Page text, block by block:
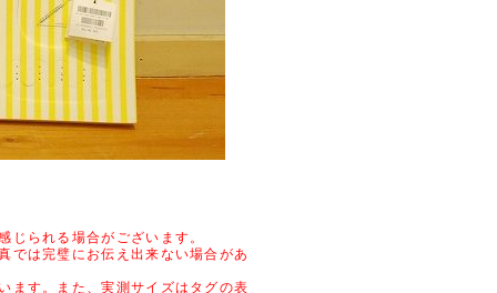
られる場合がございます。
では完璧にお伝え出来ない場合があ
ます。また、実測サイズはタグの表